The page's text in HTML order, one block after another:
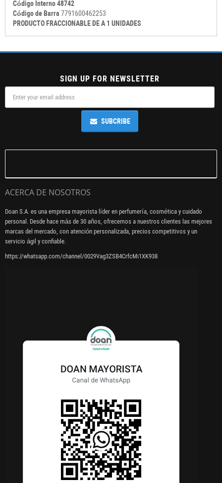
Código Interno 48742
Código de Barra 7791600462253
PRODUCTO FRACCIONABLE DE A 1 UNIDADES
SIGN UP FOR NEWSLETTER
SUBCRIBE
ACERCA DE NOSOTROS
Doan S.A. es una empresa mayorista líder en perfumería, cosmética y cuidado
personal. Desde hace más de 30 años, ofrecemos a nuestros clientes las mejores
marcas del mercado, con atención personalizada, precios competitivos y un
servicio ágil y confiable.
https://whatsapp.com/channel/0029Vag3ZSB4CrfcMi1XK938